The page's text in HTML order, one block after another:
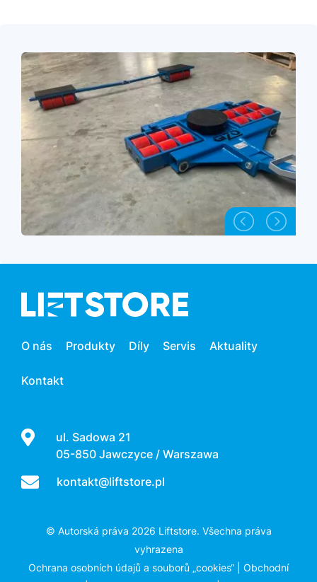
O nás Produkty Díly Servis Aktuality
Kontakt
ul. Sadowa 21
05-850 Jawczyce / Warszawa
kontakt@liftstore.pl
© Autorská práva 2026 Liftstore. Všechna práva
vyhrazena
Ochrana osobních údajů a souborů „cookies“
Obchodní